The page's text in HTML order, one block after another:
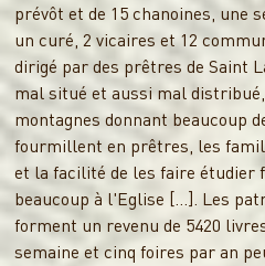
prévôt et de 15 chanoines, une
un curé, 2 vicaires et 12
dirigé par des prêtres de Saint
mal situé et aussi mal
montagnes donnant beaucoup
fourmillent en prêtres, les
et la facilité de les faire étudier
beaucoup à l'Eglise […]. Les
forment un revenu de 5420
semaine et cinq foires par an